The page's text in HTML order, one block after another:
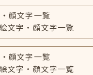
顔文字一覧
文字・顔文字一覧
顔文字一覧
文字・顔文字一覧